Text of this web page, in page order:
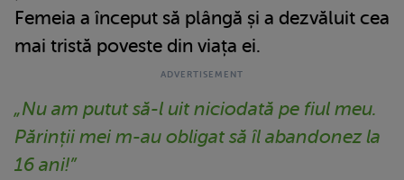
Femeia a început să plângă și a dezvăluit cea
mai tristă poveste din viața ei.
„Nu am putut să-l uit niciodată pe fiul meu.
Părinții mei m-au obligat să îl abandonez la
16 ani!”